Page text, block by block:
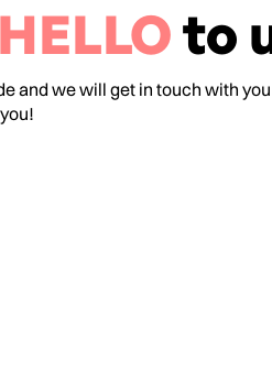
HELLOto
and we will get in touch with